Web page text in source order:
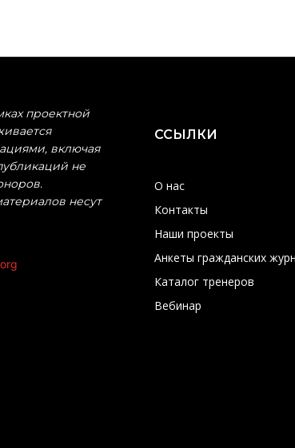
проектной
включая
не
несут
ССЫЛКИ
О нас
Контакты
Наши проекты
Анкеты гражданских
Каталог тренеров
Вебинар